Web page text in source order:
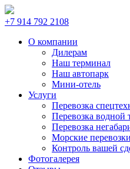
+7 914 792 2108
О компании
Дилерам
Наш терминал
Наш автопарк
Мини-отель
Услуги
Перевозка
Перевозка водной
Перевозка
Морские
Контроль вашей
Фотогалерея